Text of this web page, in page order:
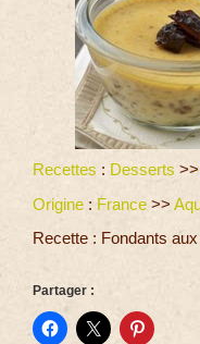
Recettes : Desserts >>
Origine : France >>
Recette : Fondants
Partager :